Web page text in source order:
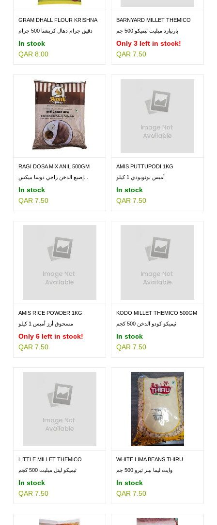
GRAM DHALL FLOUR KRISHNA
500GM
دقيق جرام دهال كريشنا 500 جرام
In stock
QAR 8.00
BARNYARD MILLET THEMICO
500GM بارنيارد ميليت ثيميكو 500 جم
Only 3 left in stock!
QAR 7.50
RAGI DOSA MIX ANIL 500GM
In stock
QAR 7.50
AMIS PUTTUPODI 1KG
أميس بوتوبودي 1 كيلو
In stock
QAR 7.50
AMIS RICE POWDER 1KG
مسحوق أرز أميس 1 كيلو
Only 6 left in stock!
QAR 7.50
KODO MILLET THEMICO 500GM
ثيميكو كودو الدخن 500 كجم
In stock
QAR 7.50
LITTLE MILLET THEMICO
500GM ثيميكو ليتل ميليت 500 كجم
In stock
QAR 7.50
WHITE LIMA BEANS THIRU
500GM وايت ليما بينز ثيرو 500 جم
In stock
QAR 7.50